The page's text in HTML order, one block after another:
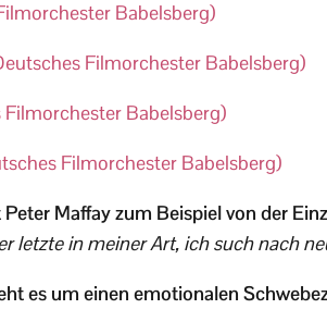
Babelsberg)
Filmorchester Babelsberg)
Babelsberg)
Filmorchester Babelsberg)
Peter Maffay zum Beispiel von der
letzte in meiner Art, ich such nach
es um einen emotionalen